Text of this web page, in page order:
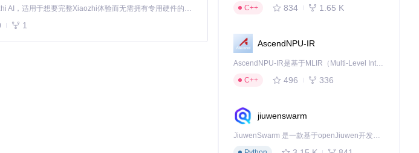
以直接根据优先级进行修复，无需在不同格式的报告
基于Python的Xiaozhi AI，适用于想要完整Xiaozhi体验而无需拥有专用硬件的用户。
1
C++
834 1.65 K
AscendNPU-IR
AscendNPU-IR是基于MLIR（Multi-Level Intermediate Representation）构建的，面向昇腾亲和算子编译时使用的中间表示，提供昇腾完备表达能力，通过编译优化提升昇腾AI处理器计算效率，支持通过生态框架使能昇腾AI处理器与深度调优
C++
496 336
jiuwenswarm
JiuwenSwarm 是一款基于openJiuwen开发的智能AI Agent，它能够将大语言模型的强大能力，通过你日常使用的各类通讯应用，直接延伸至你的指尖。